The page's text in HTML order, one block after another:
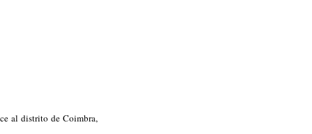
al distrito de Coimbra,